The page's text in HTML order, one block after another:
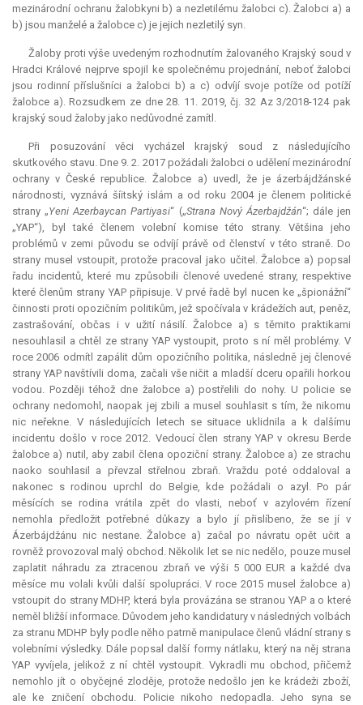
mezinárodní ochranu žalobkyni b) a nezletilému žalobci c). Žalobci a) a
b) jsou manželé a žalobce c) je jejich nezletilý syn.
Žaloby proti výše uvedeným rozhodnutím žalovaného Krajský soud v
Hradci Králové nejprve spojil ke společnému projednání, neboť žalobci
jsou rodinní příslušníci a žalobci b) a c) odvíjí svoje potíže od potíží
žalobce a). Rozsudkem ze dne 28. 11. 2019, čj. 32 Az 3/2018-124 pak
krajský soud žaloby jako nedůvodné zamítl.
Při posuzování věci vycházel krajský soud z následujícího
skutkového stavu. Dne 9. 2. 2017 požádali žalobci o udělení mezinárodní
ochrany v České republice. Žalobce a) uvedl, že je ázerbájdžánské
národnosti, vyznává šíitský islám a od roku 2004 je členem politické
strany „Yeni Azerbaycan Partiyasi“ („Strana Nový Ázerbajdžán“; dále jen
„YAP“), byl také členem volební komise této strany. Většina jeho
problémů v zemi původu se odvíjí právě od členství v této straně. Do
strany musel vstoupit, protože pracoval jako učitel. Žalobce a) popsal
řadu incidentů, které mu způsobili členové uvedené strany, respektive
které členům strany YAP připisuje. V prvé řadě byl nucen ke „špionážní“
činnosti proti opozičním politikům, jež spočívala v krádežích aut, peněz,
zastrašování, občas i v užití násilí. Žalobce a) s těmito praktikami
nesouhlasil a chtěl ze strany YAP vystoupit, proto s ní měl problémy. V
roce 2006 odmítl zapálit dům opozičního politika, následně jej členové
strany YAP navštívili doma, začali vše ničit a mladší dceru opařili horkou
vodou. Později téhož dne žalobce a) postřelili do nohy. U policie se
ochrany nedomohl, naopak jej zbili a musel souhlasit s tím, že nikomu
nic neřekne. V následujících letech se situace uklidnila a k dalšímu
incidentu došlo v roce 2012. Vedoucí člen strany YAP v okresu Berde
žalobce a) nutil, aby zabil člena opoziční strany. Žalobce a) ze strachu
naoko souhlasil a převzal střelnou zbraň. Vraždu poté oddaloval a
nakonec s rodinou uprchl do Belgie, kde požádali o azyl. Po pár
měsících se rodina vrátila zpět do vlasti, neboť v azylovém řízení
nemohla předložit potřebné důkazy a bylo jí přislíbeno, že se jí v
Ázerbájdžánu nic nestane. Žalobce a) začal po návratu opět učit a
rovněž provozoval malý obchod. Několik let se nic nedělo, pouze musel
zaplatit náhradu za ztracenou zbraň ve výši 5 000 EUR a každé dva
měsíce mu volali kvůli další spolupráci. V roce 2015 musel žalobce a)
vstoupit do strany MDHP, která byla provázána se stranou YAP a o které
neměl bližší informace. Důvodem jeho kandidatury v následných volbách
za stranu MDHP byly podle něho patrně manipulace členů vládní strany s
volebními výsledky. Dále popsal další formy nátlaku, který na něj strana
YAP vyvíjela, jelikož z ní chtěl vystoupit. Vykradli mu obchod, přičemž
nemohlo jít o obyčejné zloděje, protože nedošlo jen ke krádeži zboží,
ale ke zničení obchodu. Policie nikoho nedopadla. Jeho syna se